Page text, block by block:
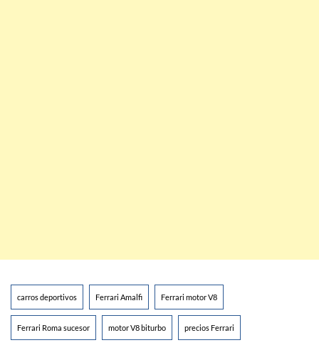
carros deportivos Ferrari Amalfi Ferrari motor V8
Ferrari Roma sucesor motor V8 biturbo precios Ferrari